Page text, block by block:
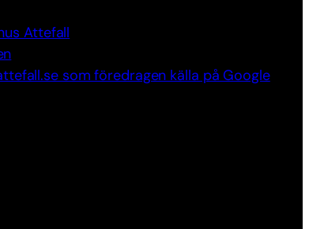
Attefall
som föredragen källa på Google